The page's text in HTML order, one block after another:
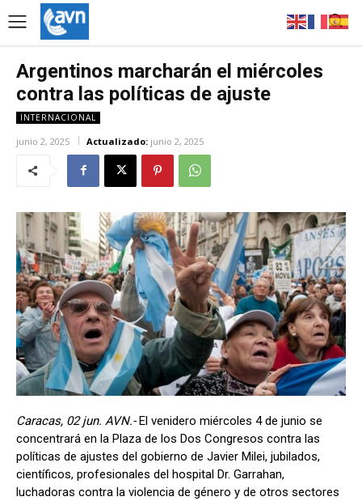
Argentinos marcharán el miércoles
contra las políticas de ajuste
INTERNACIONAL
junio 2, 2025 Actualizado: junio 2, 2025
Caracas, 02 jun. AVN.-El venidero miércoles 4 de junio se
concentrará en la Plaza de los Dos Congresos contra las
políticas de ajustes del gobierno de Javier Milei, jubilados,
científicos, profesionales del hospital Dr. Garrahan,
luchadoras contra la violencia de género y de otros sectores